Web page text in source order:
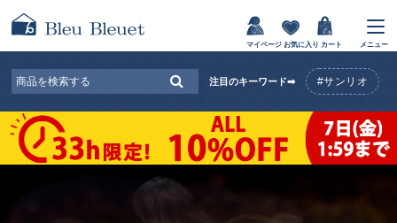
マイページ お気に入り カート メニュー
注目のキーワード➡ #サンリオ